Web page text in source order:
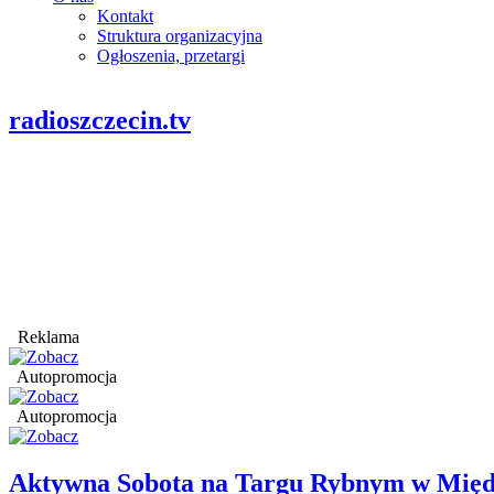
Kontakt
Struktura organizacyjna
Ogłoszenia, przetargi
radioszczecin.tv
Reklama
Autopromocja
Autopromocja
Aktywna Sobota na Targu Rybnym w